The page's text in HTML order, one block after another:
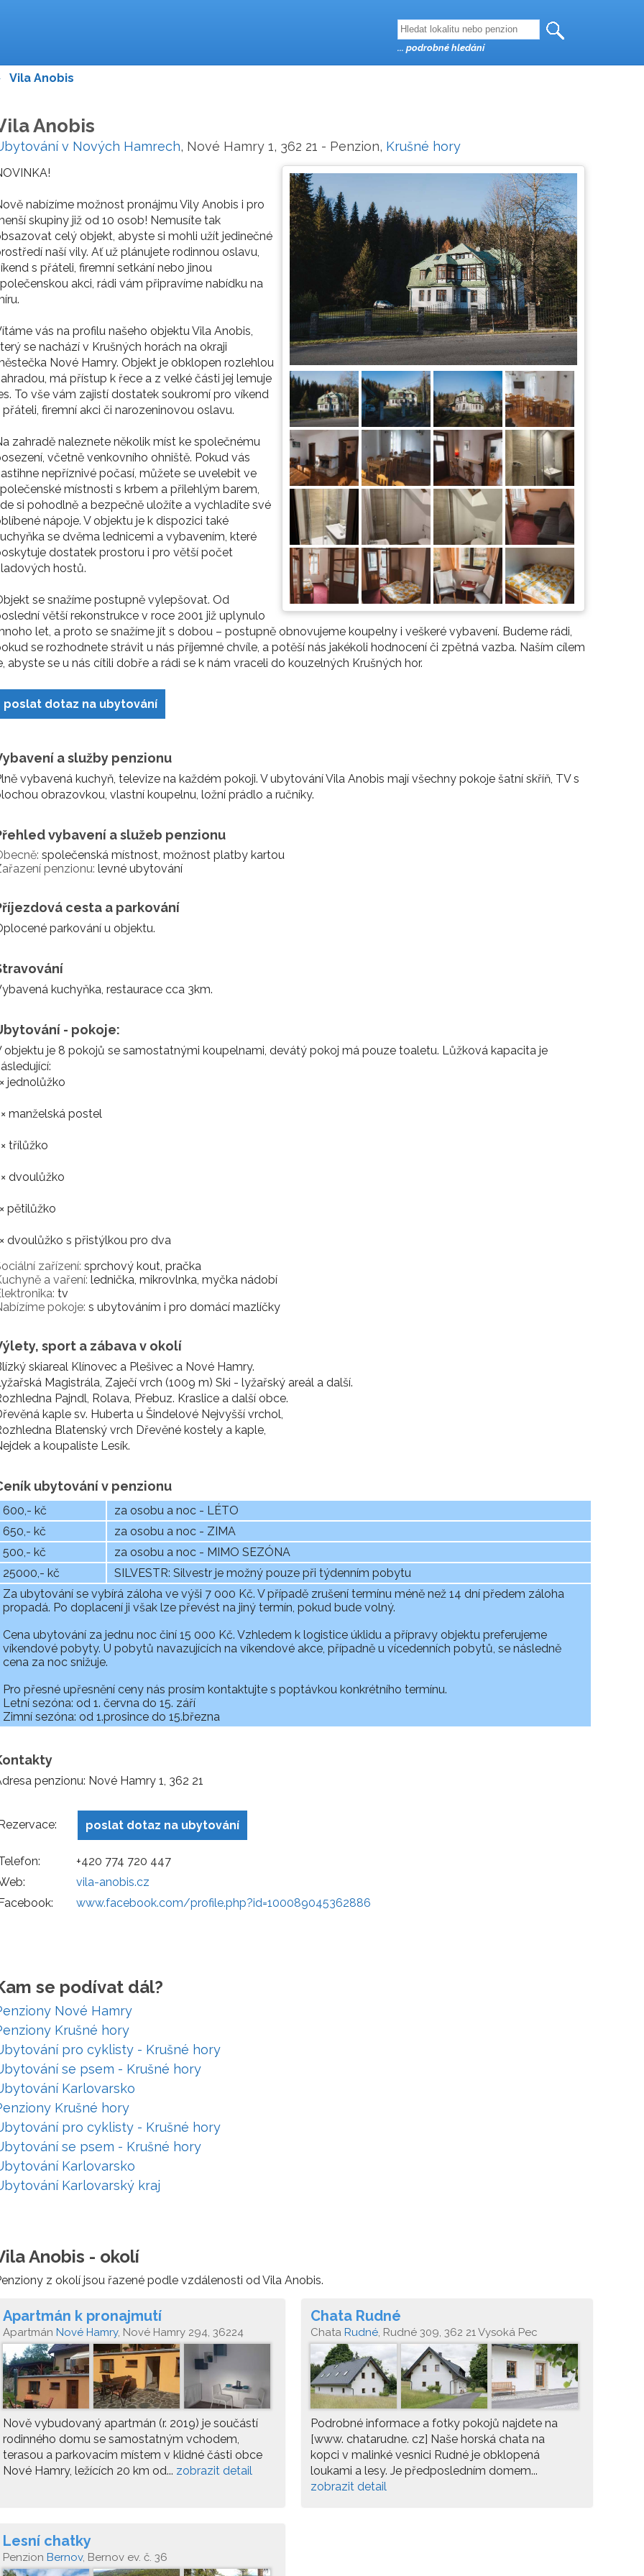
Vila Anobis
Anobis
v Nových Hamrech, Nové Hamry 1, 362 21 - Penzion, Krušné hory
nabízíme možnost pronájmu Vily Anobis i pro
skupiny již od 10 osob! Nemusíte tak
celý objekt, abyste si mohli užít jedinečné
naší vily. Ať už plánujete rodinnou oslavu,
s přáteli, firemní setkání nebo jinou
akci, rádi vám připravíme nabídku na
vás na profilu našeho objektu Vila Anobis,
se nachází v Krušných horách na okraji
Nové Hamry. Objekt je obklopen rozlehlou
má přístup k řece a z velké části jej lemuje
To vše vám zajistí dostatek soukromí pro víkend
přáteli, firemní akci či narozeninovou oslavu.
zahradě naleznete několik míst ke společnému
včetně venkovního ohniště. Pokud vás
nepříznivé počasí, můžete se uvelebit ve
místnosti s krbem a přilehlým barem,
si pohodlně a bezpečně uložíte a vychladíte své
nápoje. V objektu je k dispozici také
se dvěma lednicemi a vybavením, které
dostatek prostoru i pro větší počet
hostů.
se snažíme postupně vylepšovat. Od
větší rekonstrukce v roce 2001 již uplynulo
let, a proto se snažíme jít s dobou – postupně obnovujeme koupelny i veškeré vybavení. Budeme rádi,
se rozhodnete strávit u nás příjemné chvíle, a potěší nás jakékoli hodnocení či zpětná vazba. Naším cílem
abyste se u nás cítili dobře a rádi se k nám vraceli do kouzelných Krušných hor.
poslat dotaz na ubytování
a služby penzionu
vybavená kuchyň, televize na každém pokoji. V ubytování Vila Anobis mají všechny pokoje šatní skříň, TV s
obrazovkou, vlastní koupelnu, ložní prádlo a ručníky.
vybavení a služeb penzionu
společenská místnost, možnost platby kartou
penzionu: levné ubytování
cesta a parkování
parkování u objektu.
kuchyňka, restaurace cca 3km.
- pokoje:
objektu je 8 pokojů se samostatnými koupelnami, devátý pokoj má pouze toaletu. Lůžková kapacita je
jednolůžko
manželská postel
třílůžko
dvoulůžko
pětilůžko
dvoulůžko s přistýlkou pro dva
zařízení: sprchový kout, pračka
a vaření: lednička, mikrovlnka, myčka nádobí
tv
pokoje: s ubytováním i pro domácí mazlíčky
sport a zábava v okolí
skiareal Klínovec a Plešivec a Nové Hamry.
Magistrála, Zaječí vrch (1009 m) Ski - lyžařský areál a další.
Pajndl, Rolava, Přebuz. Kraslice a další obce.
kaple sv. Huberta u Šindelové Nejvyšší vrchol,
Blatenský vrch Dřevěné kostely a kaple,
a koupaliste Lesík.
ubytování v penzionu
600,- kč
za osobu a noc - LÉTO
650,- kč
za osobu a noc - ZIMA
500,- kč
za osobu a noc - MIMO SEZÓNA
25000,- kč
SILVESTR: Silvestr je možný pouze při týdenním pobytu
Za ubytování se vybírá záloha ve výši 7 000 Kč. V případě zrušení termínu méně než 14 dní předem záloha
propadá. Po doplacení ji však lze převést na jiný termín, pokud bude volný.
Cena ubytování za jednu noc činí 15 000 Kč. Vzhledem k logistice úklidu a přípravy objektu preferujeme
víkendové pobyty. U pobytů navazujících na víkendové akce, případně u vícedenních pobytů, se následně
cena za noc snižuje.
Pro přesné upřesnění ceny nás prosím kontaktujte s poptávkou konkrétního termínu.
Letní sezóna: od 1. června do 15. září
Zimní sezóna: od 1.prosince do 15.března
penzionu: Nové Hamry 1, 362 21
poslat dotaz na ubytování
+420 774 720 447
vila-anobis.cz
www.facebook.com/profile.php?id=100089045362886
se podívat dál?
Nové Hamry
Krušné hory
pro cyklisty - Krušné hory
se psem - Krušné hory
Karlovarsko
Krušné hory
pro cyklisty - Krušné hory
se psem - Krušné hory
Karlovarsko
Karlovarský kraj
Anobis - okolí
z okolí jsou řazené podle vzdálenosti od Vila Anobis.
Apartmán k pronajmutí
Apartmán Nové Hamry, Nové Hamry 294, 36224
Nově vybudovaný apartmán (r. 2019) je součástí
rodinného domu se samostatným vchodem,
terasou a parkovacím místem v klidné části obce
Nové Hamry, ležících 20 km od... zobrazit detail
Chata Rudné
Chata Rudné, Rudné 309, 362 21 Vysoká Pec
Podrobné informace a fotky pokojů najdete na
[www. chatarudne. cz] Naše horská chata na
kopci v malinké vesnici Rudné je obklopená
loukami a lesy. Je předposledním domem...
zobrazit detail
Lesní chatky
Penzion Bernov, Bernov ev. č. 36
... podrobné hledání